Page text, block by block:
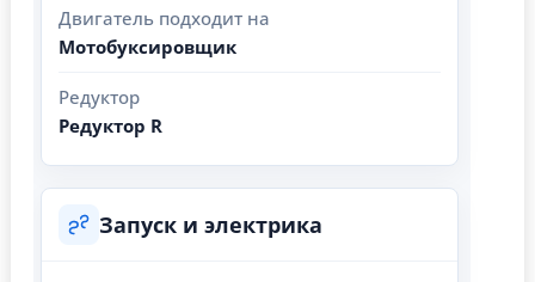
Двигатель подходит на
Мотобуксировщик
Редуктор
Редуктор R
Запуск и электрика